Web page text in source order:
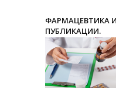
ФАРМАЦЕВТИКА
ПУБЛИКАЦИИ.